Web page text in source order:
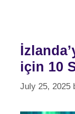
için 10
July 25, 2025